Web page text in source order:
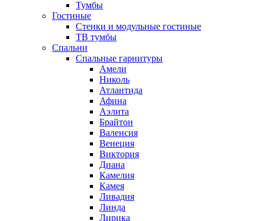
Тумбы
Гостиные
Стенки и модульные гостиные
ТВ тумбы
Спальни
Спальные гарнитуры
Амели
Николь
Атлантида
Афина
Аэлита
Брайтон
Валенсия
Венеция
Виктория
Диана
Камелия
Камея
Ливадия
Линда
Лирика